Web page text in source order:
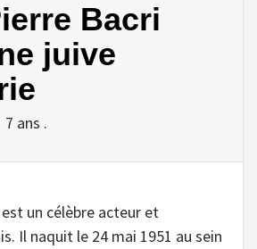
Bacri
juive
7 ans .
un célèbre acteur et
Il naquit le 24 mai 1951 au sein